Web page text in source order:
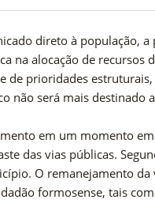
direto à população,
na alocação de recursos
de prioridades
não será mais destinado
em um momento
das vias públicas.
O remanejamento
formosense, tais